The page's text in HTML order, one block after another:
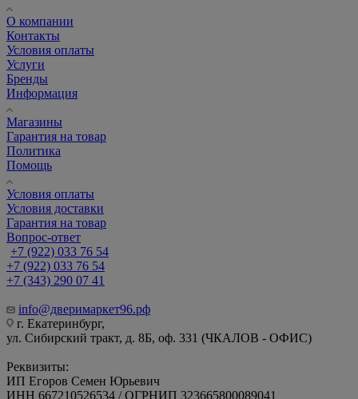
О компании
Контакты
Условия оплаты
Услуги
Бренды
Информация
Магазины
Гарантия на товар
Политика
Помощь
Условия оплаты
Условия доставки
Гарантия на товар
Вопрос-ответ
+7 (922) 033 76 54
+7 (922) 033 76 54
+7 (343) 290 07 41
info@дверимаркет96.рф
г. Екатеринбург,
ул. Сибирский тракт, д. 8Б, оф. 331 (ЧКАЛОВ - ОФИС)
Реквизиты:
ИП Егоров Семен Юрьевич
ИНН 667210526534 / ОГРНИП 323665800089041